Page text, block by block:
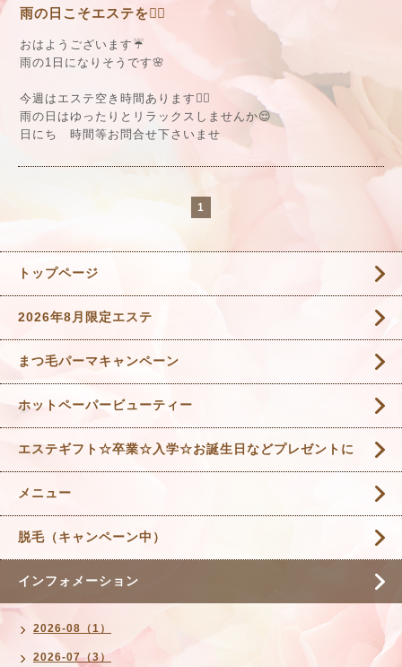
雨の日こそエステを💆‍♀️
おはようございます☔️
雨の1日になりそうです🌸
今週はエステ空き時間あります💆‍♀️
雨の日はゆったりとリラックスしませんか😌
日にち 時間等お問合せ下さいませ
1
トップページ
2026年8月限定エステ
まつ毛パーマキャンペーン
ホットペーパービューティー
エステギフト☆卒業☆入学☆お誕生日などプレゼントに
メニュー
脱毛（キャンペーン中）
インフォメーション
2026-08（1）
2026-07（3）